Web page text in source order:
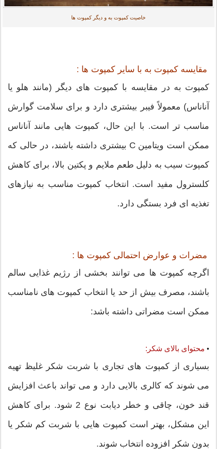
خاصیت کمپوت به و دیگر کمپوت ها
مقایسه کمپوت به با سایر کمپوت ها :
کمپوت به در مقایسه با کمپوت های دیگر (مانند هلو یا
آناناس) معمولاً فیبر بیشتری دارد و برای سلامت گوارش
مناسب تر است. با این حال، کمپوت هایی مانند آناناس
ممکن است ویتامین C بیشتری داشته باشند، در حالی که
کمپوت سیب به دلیل طعم ملایم و پکتین بالا، برای کاهش
کلسترول مفید است. انتخاب کمپوت مناسب به نیازهای
تغذیه ای فرد بستگی دارد.
مضرات و عوارض احتمالی کمپوت ها :
اگرچه کمپوت ها می توانند بخشی از رژیم غذایی سالم
باشند، مصرف بیش از حد یا انتخاب کمپوت های نامناسب
ممکن است مضراتی داشته باشد:
• محتوای بالای شکر:
بسیاری از کمپوت های تجاری با شربت شکر غلیظ تهیه
می شوند که کالری بالایی دارد و می تواند باعث افزایش
قند خون، چاقی و خطر دیابت نوع 2 شود. برای کاهش
این مشکل، بهتر است کمپوت هایی با شربت کم شکر یا
بدون شکر افزوده انتخاب شوند.